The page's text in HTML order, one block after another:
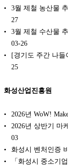
3월 제철 농산물
27
3월 제철 수산물
03-26
[경기도 주간 나들
25
화성산업진흥원
2026년 WoW!
2026년 상반기 마
03
화성시 벤처인증
「화성시 중소기